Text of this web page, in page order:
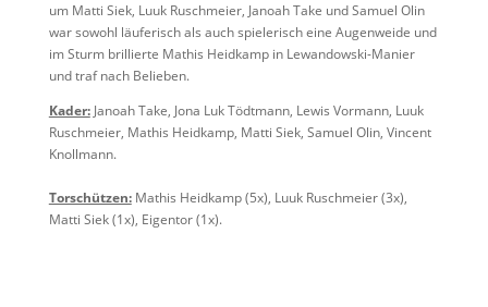
um Matti Siek, Luuk Ruschmeier, Janoah Take und Samuel Olin
war sowohl läuferisch als auch spielerisch eine Augenweide und
im Sturm brillierte Mathis Heidkamp in Lewandowski-Manier
und traf nach Belieben.
Kader:Janoah Take, Jona Luk Tödtmann, Lewis Vormann, Luuk
Ruschmeier, Mathis Heidkamp, Matti Siek, Samuel Olin, Vincent
Knollmann.
Torschützen: Mathis Heidkamp (5x), Luuk Ruschmeier (3x),
Matti Siek (1x), Eigentor (1x).